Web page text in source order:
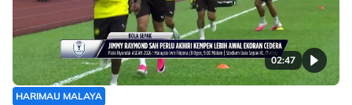
02:47
HARIMAU MALAYA